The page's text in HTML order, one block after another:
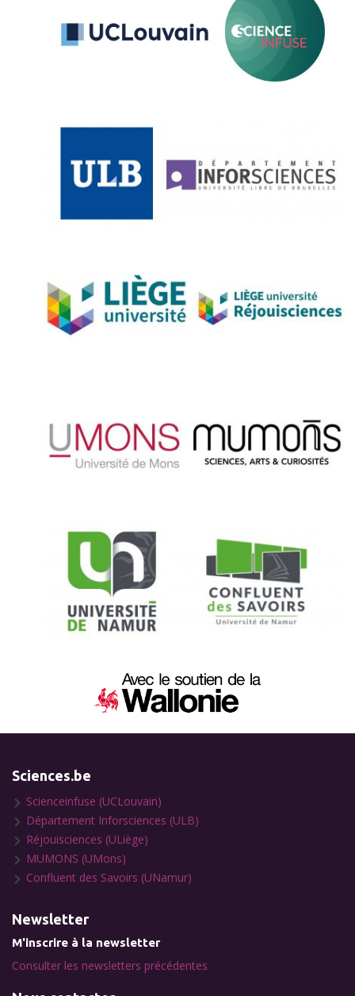
Sciences.be
Scienceinfuse (UCLouvain)
Département Inforsciences (ULB)
Réjouisciences (ULiège)
MUMONS (UMons)
Confluent des Savoirs (UNamur)
Newsletter
M'inscrire à la newsletter
Consulter les newsletters précédentes